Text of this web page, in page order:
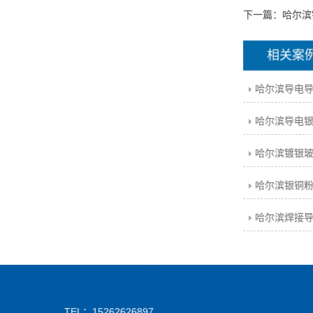
下一篇： 哈尔
相关案
哈尔滨导电
哈尔滨导电
哈尔滨焊接